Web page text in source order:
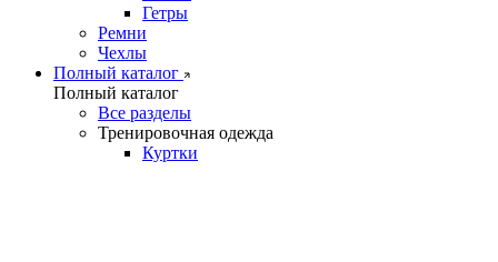
Гетры
Ремни
Чехлы
Полный каталог
Полный каталог
Все разделы
Тренировочная одежда
Куртки